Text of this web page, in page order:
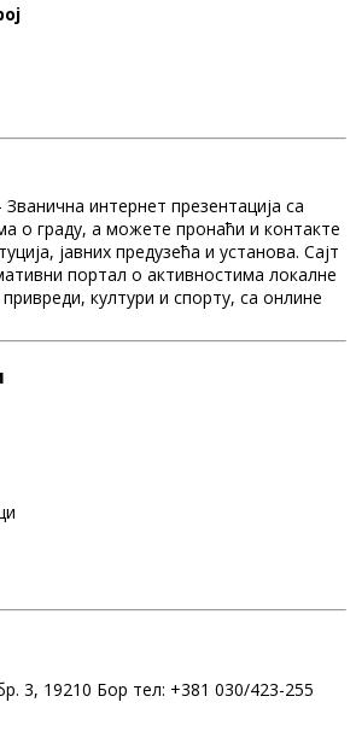
интернет презентација са
о граду, а можете пронаћи и контакте
јавних предузећа и установа. Сајт
портал о активностима локалне
култури и спорту, са онлине
3, 19210 Бор тел: +381 030/423-255